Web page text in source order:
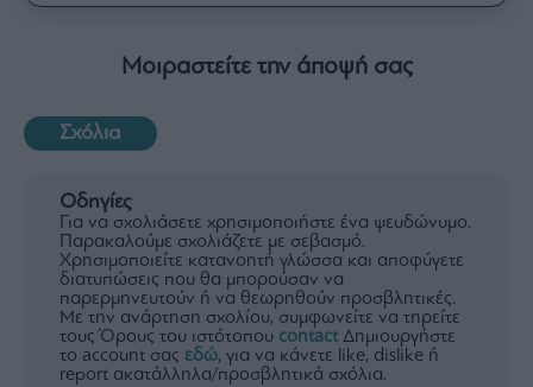
Μοιραστείτε την άποψή σας
Σχόλια
Οδηγίες
Για να σχολιάσετε χρησιμοποιήστε ένα ψευδώνυμο.
Παρακαλούμε σχολιάζετε με σεβασμό.
Χρησιμοποιείτε κατανοητή γλώσσα και αποφύγετε
διατυπώσεις που θα μπορούσαν να
παρερμηνευτούν ή να θεωρηθούν προσβλητικές.
Με την ανάρτηση σχολίου, συμφωνείτε να τηρείτε
τους Όρους του ιστότοπου contactΔημιουργήστε
το account σας εδώ, για να κάνετε like, dislike ή
report ακατάλληλα/προσβλητικά σχόλια.